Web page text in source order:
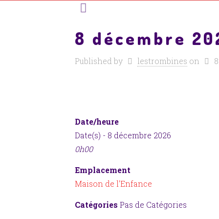
8 décembre
Published by lestrombines on
Date/heure
Date(s) - 8 décembre 2026
0h00
Emplacement
Maison de l'Enfance
Catégories Pas de Catégories